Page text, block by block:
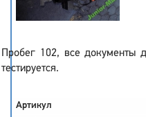
Пробег 102, все
тестируется.
Артикул